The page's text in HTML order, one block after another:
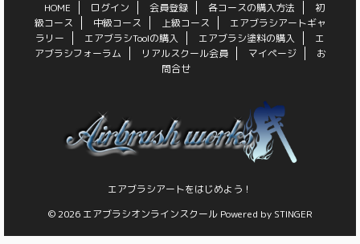
HOME ログイン 会員登録 各コースの購入方法
初
級コース
中級コース 上級コース
エアブラシアートギャ
ラリー
エアブラシToolの購入 エアブラシ塗料の購入
エ
アブラシフォーラム
リアルスクール会員 マイページ
お
問合せ
エアブラシアートをはじめよう！
© 2026 エアブラシオンラインスクール Powered by STINGER